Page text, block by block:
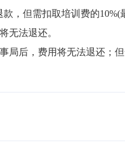
，但需扣取培训费的10%(
无法退还。
局后，费用将无法退还；